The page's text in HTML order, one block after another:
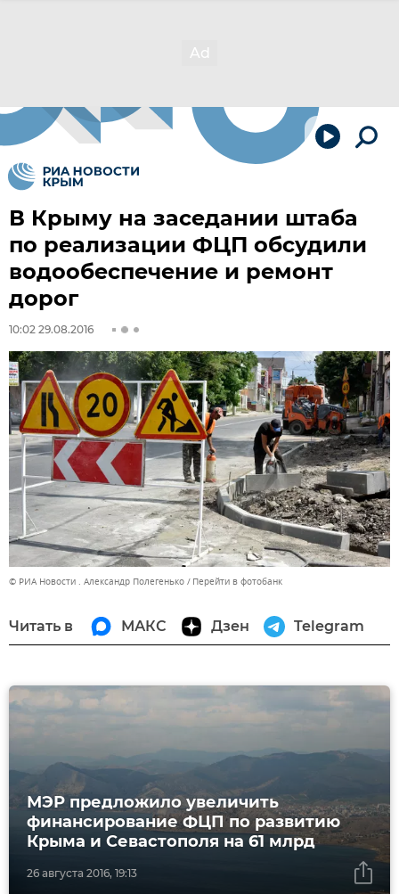
В Крыму на заседании штаба
по реализации ФЦП обсудили
водообеспечение и ремонт
дорог
10:02 29.08.2016
© РИА Новости . Александр Полегенько Перейти в фотобанк
Читать в МАКС Дзен Telegram
26 августа 2016, 19:13
МЭР предложило увеличить
финансирование ФЦП по развитию
Крыма и Севастополя на 61 млрд